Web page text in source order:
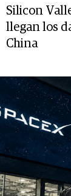
Silicon
llegan los
China